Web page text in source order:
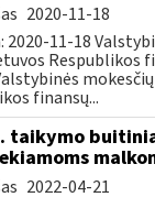
2020-11-18
11-18
Respublikos
finansų...
taikymo
2022-04-21